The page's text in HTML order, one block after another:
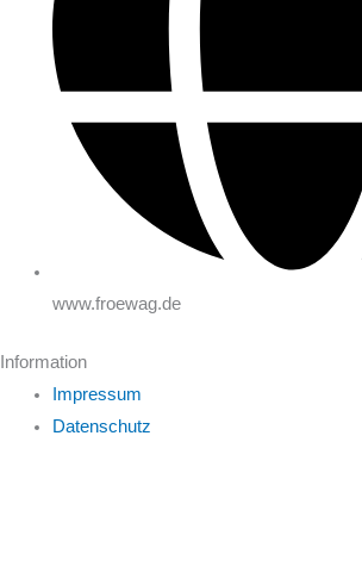
www.froewag.de
Information
Impressum
Datenschutz